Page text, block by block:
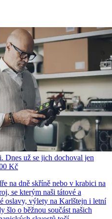
Dnes už se jich dochoval jen
Kč
na dně skříně nebo v krabici na
se kterým naši tátové a
oslavy, výlety na Karlštejn i letní
šlo o běžnou součást našich